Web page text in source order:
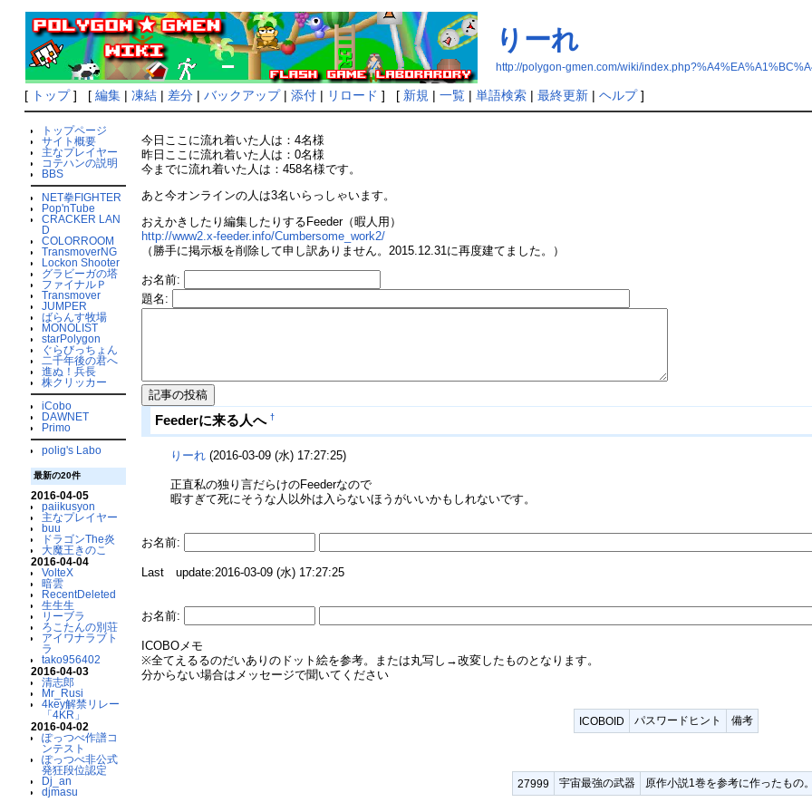
りーれ
http://polygon-gmen.com/wiki/
[ トップ] [ 編集| 凍結| 差分| バックアップ| 添付| リロード ] [ 新規 | 一覧| 単語検索| 最終更新| ヘルプ]
トップページ
サイト概要
主なプレイヤー
コテハンの説明
BBS
NET拳FIGHTER
Pop'nTube
CRACKER LAN
D
COLORROOM
TransmoverNG
Lockon Shooter
グラビーガの塔
ファイナルＰ
Transmover
JUMPER
ばらんす牧場
MONOLIST
starPolygon
ぐらびっちょん
二千年後の君へ
進ぬ！兵長
株クリッカー
iCobo
DAWNET
Primo
polig's Labo
最新の20件
2016-04-05
paiikusyon
主なプレイヤー
buu
ドラゴンThe炎
大魔王きのこ
2016-04-04
VolteX
暗雲
RecentDeleted
生生生
リーブラ
ろこたんの別荘
アイワナラブト
ラ
tako956402
2016-04-03
清志郎
Mr_Rusi
4key解禁リレー
「4KR」
2016-04-02
ぽっつべ作譜コ
ンテスト
ぽっつべ非公式
発狂段位認定
Dj_an
djmasu
今日ここに流れ着いた人は：4名様
昨日ここに流れ着いた人は：0名様
今までに流れ着いた人は：458名様です。
あと今オンラインの人は3名いらっしゃいます。
おえかきしたり編集したりするFeeder（暇人用）
http://www2.x-feeder.info/Cumbersome_work2/
（勝手に掲示板を削除して申し訳ありません。2015.12.31に再度建てました。）
お名前:
題名:
Feederに来る人へ †
りーれ (2016-03-09 (水) 17:27:25)
正直私の独り言だらけのFeederなので
暇すぎて死にそうな人以外は入らないほうがいいかもしれないです。
お名前:
Last update:2016-03-09 (水) 17:27:25
お名前:
ICOBOメモ
※全てえるるのだいありのドット絵を参考。または丸写し→改変したものとなります。
分からない場合はメッセージで聞いてください
ICOBOID パスワードヒント 備考
27999 宇宙最強の武器 原作小説1巻を参考に作ったもの